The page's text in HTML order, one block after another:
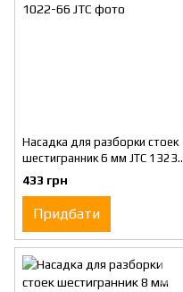
Насадка для разборки стоек
шестигранник 6 мм JTC 1323-
1022-66
433 грн
Придбати